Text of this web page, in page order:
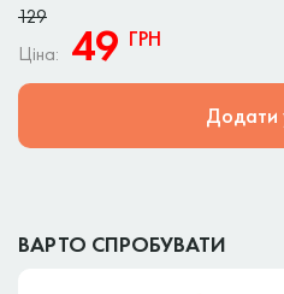
129
Ціна: 49 ГРН
Додати
ВАРТО СПРОБУВАТИ